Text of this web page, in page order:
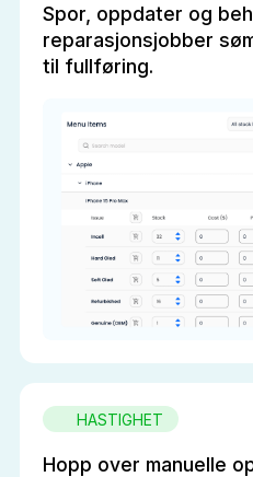
Spor, oppdater og
reparasjonsjobber
til fullføring.
HASTIGHET
Hopp over manuelle